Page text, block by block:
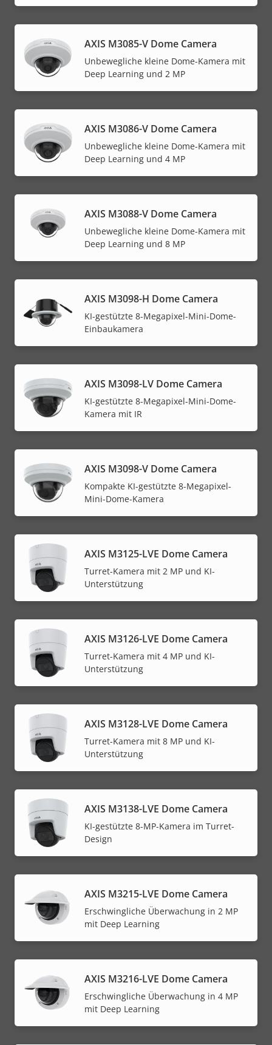
AXIS M3085-V Dome Camera
Unbewegliche kleine Dome-Kamera mit
Deep Learning und 2 MP
AXIS M3086-V Dome Camera
Unbewegliche kleine Dome-Kamera mit
Deep Learning und 4 MP
AXIS M3088-V Dome Camera
Unbewegliche kleine Dome-Kamera mit
Deep Learning und 8 MP
AXIS M3098-H Dome Camera
KI-gestützte 8-Megapixel-Mini-Dome-
Einbaukamera
AXIS M3098-LV Dome Camera
KI-gestützte 8-Megapixel-Mini-Dome-
Kamera mit IR
AXIS M3098-V Dome Camera
Kompakte KI-gestützte 8-Megapixel-
Mini-Dome-Kamera
AXIS M3125-LVE Dome Camera
Turret-Kamera mit 2 MP und KI-
Unterstützung
AXIS M3126-LVE Dome Camera
Turret-Kamera mit 4 MP und KI-
Unterstützung
AXIS M3128-LVE Dome Camera
Turret-Kamera mit 8 MP und KI-
Unterstützung
AXIS M3138-LVE Dome Camera
KI-gestützte 8-MP-Kamera im Turret-
Design
AXIS M3215-LVE Dome Camera
Erschwingliche Überwachung in 2 MP
mit Deep Learning
AXIS M3216-LVE Dome Camera
Erschwingliche Überwachung in 4 MP
mit Deep Learning